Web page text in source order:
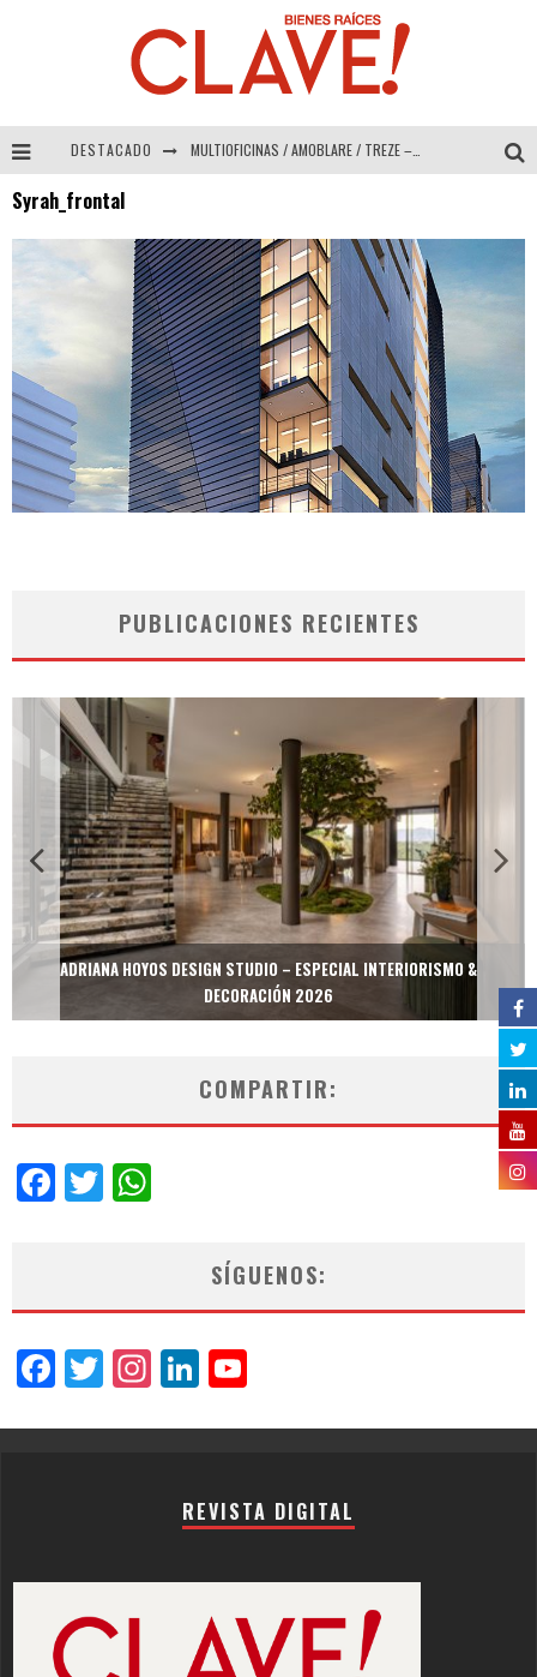
DESTACADO MULTIOFICINAS / AMOBLARE / TREZE – Especial Interiorismo & Decoración 2026
COLINEAL – Especial Interiorismo & Decoración 2026
ADRIANA HOYOS DESIGN STUDIO – Especial Interiorismo & Decoración 2026
Syrah_frontal
PUBLICACIONES RECIENTES
ADRIANA HOYOS DESIGN STUDIO – ESPECIAL INTERIORISMO &
DECORACIÓN 2026
COMPARTIR:
Facebook
Twitter
SÍGUENOS:
Facebook
Twitter
Instagram
LinkedIn
REVISTA DIGITAL